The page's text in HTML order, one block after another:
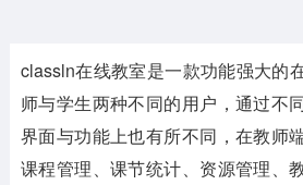
系统工具 其它应用
classln在线教室是一款功能强大的
师与学生两种不同的用户，通过不
界面与功能上也有所不同，在教师
课程管理、课节统计、资源管理、